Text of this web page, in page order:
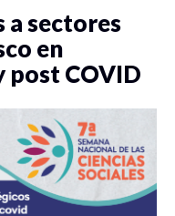
a sectores
en
post COVID